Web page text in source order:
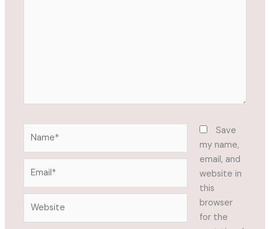
Save
my name,
email, and
website in
this
browser
for the